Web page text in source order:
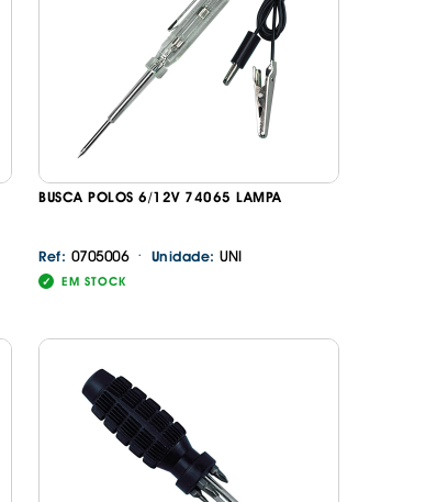
BUSCA POLOS 6/12V 74065 LAMPA
Ref: 0705006 · Unidade:UNI
EM STOCK